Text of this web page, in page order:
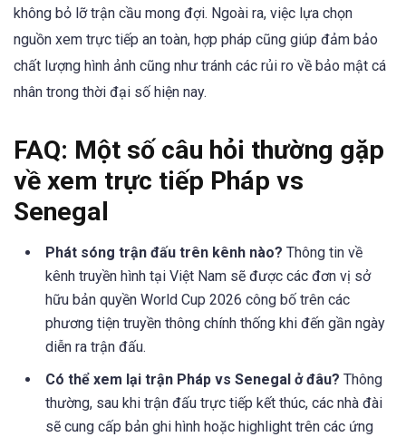
không bỏ lỡ trận cầu mong đợi. Ngoài ra, việc lựa chọn
nguồn xem trực tiếp an toàn, hợp pháp cũng giúp đảm bảo
chất lượng hình ảnh cũng như tránh các rủi ro về bảo mật cá
nhân trong thời đại số hiện nay.
FAQ: Một số câu hỏi thường gặp
về xem trực tiếp Pháp vs
Senegal
Phát sóng trận đấu trên kênh nào? Thông tin về
kênh truyền hình tại Việt Nam sẽ được các đơn vị sở
hữu bản quyền World Cup 2026 công bố trên các
phương tiện truyền thông chính thống khi đến gần ngày
diễn ra trận đấu.
Có thể xem lại trận Pháp vs Senegal ở đâu? Thông
thường, sau khi trận đấu trực tiếp kết thúc, các nhà đài
sẽ cung cấp bản ghi hình hoặc highlight trên các ứng